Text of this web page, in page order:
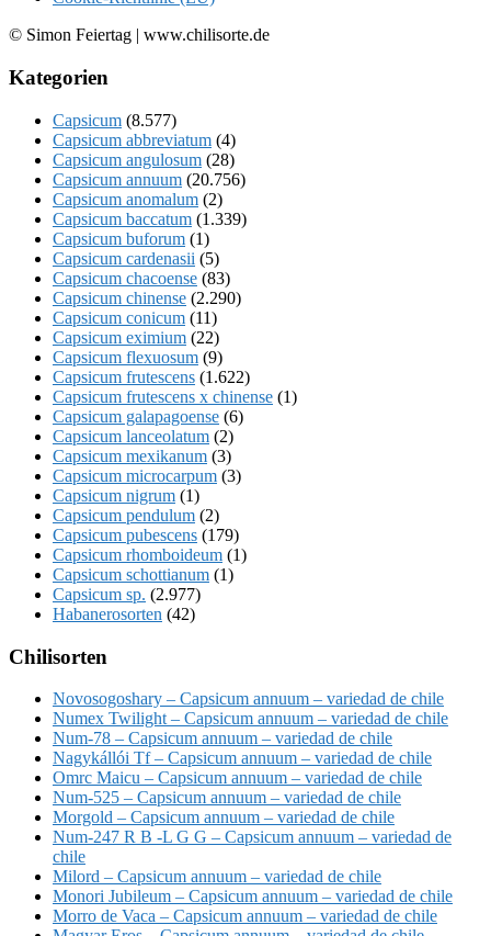
© Simon Feiertag | www.chilisorte.de
Kategorien
Capsicum (8.577)
Capsicum abbreviatum (4)
Capsicum angulosum (28)
Capsicum annuum (20.756)
Capsicum anomalum (2)
Capsicum baccatum (1.339)
Capsicum buforum (1)
Capsicum cardenasii (5)
Capsicum chacoense (83)
Capsicum chinense (2.290)
Capsicum conicum (11)
Capsicum eximium (22)
Capsicum flexuosum (9)
Capsicum frutescens (1.622)
Capsicum frutescens x chinense (1)
Capsicum galapagoense (6)
Capsicum lanceolatum (2)
Capsicum mexikanum (3)
Capsicum microcarpum (3)
Capsicum nigrum (1)
Capsicum pendulum (2)
Capsicum pubescens (179)
Capsicum rhomboideum (1)
Capsicum schottianum (1)
Capsicum sp. (2.977)
Habanerosorten (42)
Chilisorten
Novosogoshary – Capsicum annuum – variedad de chile
Numex Twilight – Capsicum annuum – variedad de chile
Num-78 – Capsicum annuum – variedad de chile
Nagykállói Tf – Capsicum annuum – variedad de chile
Omrc Maicu – Capsicum annuum – variedad de chile
Num-525 – Capsicum annuum – variedad de chile
Morgold – Capsicum annuum – variedad de chile
Num-247 R B -L G G – Capsicum annuum – variedad de
chile
Milord – Capsicum annuum – variedad de chile
Monori Jubileum – Capsicum annuum – variedad de chile
Morro de Vaca – Capsicum annuum – variedad de chile